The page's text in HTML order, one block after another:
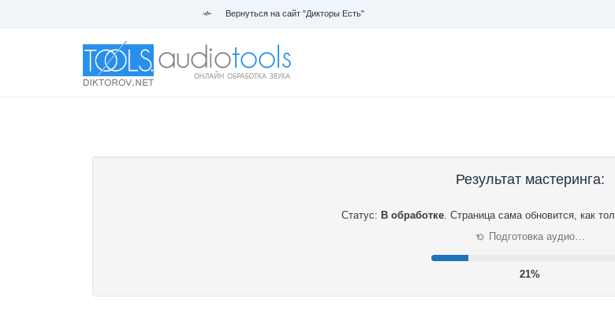
Вернуться на сайт "Дикторы Есть"
Результат мастеринга:
Статус: В обработке. Страница сама обновится, как
⟳ Подготовка аудио…
21%